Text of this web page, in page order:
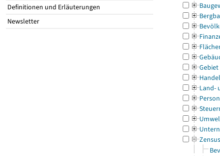
Definitionen und Erläuterungen
Newsletter
Gebiet
Land-
Zensus